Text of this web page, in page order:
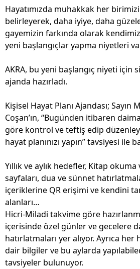
Hayatımızda muhakkak her
belirleyerek, daha iyiye, daha
gayemizin farkında olarak
yeni başlangıçlar yapma niyetleri
AKRA, bu yeni başlangıç niyeti için
ajanda hazırladı.
Kişisel Hayat Planı Ajandası;
Coşan’ın, “Bugünden itibaren
göre kontrol ve teftiş edip
hayat planınızı yapın” tavsiyesi ile
Yıllık ve aylık hedefler, Kitap okuma
sayfaları, dua ve sünnet
içeriklerine QR erişimi ve kendini
alanları…
Hicri-Miladi takvime göre
içerisinde özel günler ve gecelere
hatırlatmaları yer alıyor. Ayrıca
dair bilgiler ve bu aylarda
tavsiyeler bulunuyor.